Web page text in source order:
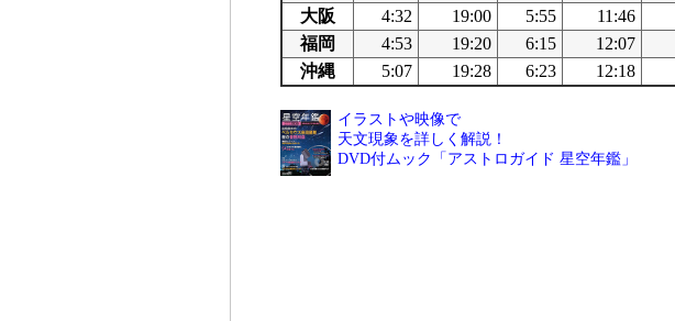
大阪
4:32 19:00 5:55 11:46
福岡
4:53 19:20 6:15 12:07
沖縄
5:07 19:28 6:23 12:18
イラストや映像で
天文現象を詳しく解説！
DVD付ムック「アストロガイド 星空年鑑」